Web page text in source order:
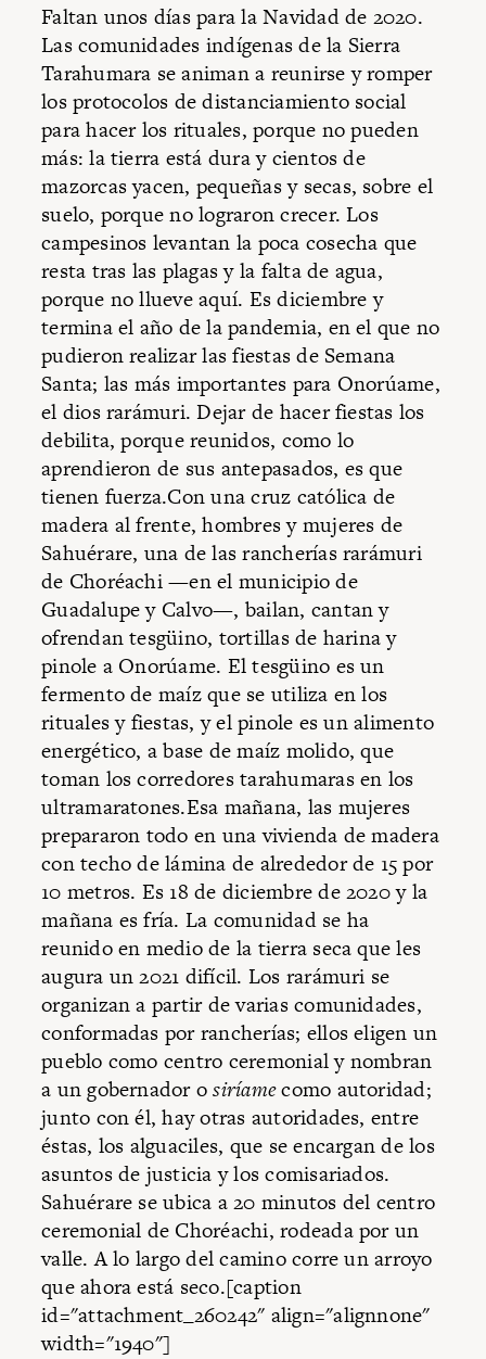
Faltan unos días para la Navidad de 2020.
Las comunidades indígenas de la Sierra
Tarahumara se animan a reunirse y romper
los protocolos de distanciamiento social
para hacer los rituales, porque no pueden
más: la tierra está dura y cientos de
mazorcas yacen, pequeñas y secas, sobre el
suelo, porque no lograron crecer. Los
campesinos levantan la poca cosecha que
resta tras las plagas y la falta de agua,
porque no llueve aquí. Es diciembre y
termina el año de la pandemia, en el que no
pudieron realizar las fiestas de Semana
Santa; las más importantes para Onorúame,
el dios rarámuri. Dejar de hacer fiestas los
debilita, porque reunidos, como lo
aprendieron de sus antepasados, es que
tienen fuerza.Con una cruz católica de
madera al frente, hombres y mujeres de
Sahuérare, una de las rancherías rarámuri
de Choréachi —en el municipio de
Guadalupe y Calvo—, bailan, cantan y
ofrendan tesgüino, tortillas de harina y
pinole a Onorúame. El tesgüino es un
fermento de maíz que se utiliza en los
rituales y fiestas, y el pinole es un alimento
energético, a base de maíz molido, que
toman los corredores tarahumaras en los
ultramaratones.Esa mañana, las mujeres
prepararon todo en una vivienda de madera
con techo de lámina de alrededor de 15 por
10 metros. Es 18 de diciembre de 2020 y la
mañana es fría. La comunidad se ha
reunido en medio de la tierra seca que les
augura un 2021 difícil. Los rarámuri se
organizan a partir de varias comunidades,
conformadas por rancherías; ellos eligen un
pueblo como centro ceremonial y nombran
a un gobernador osiríamecomo autoridad;
junto con él, hay otras autoridades, entre
éstas, los alguaciles, que se encargan de los
asuntos de justicia y los comisariados.
Sahuérare se ubica a 20 minutos del centro
ceremonial de Choréachi, rodeada por un
valle. A lo largo del camino corre un arroyo
que ahora está seco.[caption
id="attachment_260242" align="alignnone"
width="1940"]